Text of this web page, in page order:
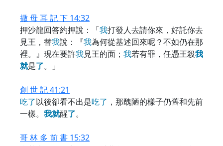
撒 母 耳 記 下 14:32
押沙龍回答約押說：「我打發人去請你來，好託你去
見王，替我說：『我為何從基述回來呢？不如仍在那
裡。』現在要許我見王的面； 我若有罪，任憑王殺我
就是了。」
創 世 記 41:21
吃了以後卻看不出是吃了 ，那醜陋的樣子仍舊和先前
一樣。 我就醒了。
哥 林 多 前 書 15:32